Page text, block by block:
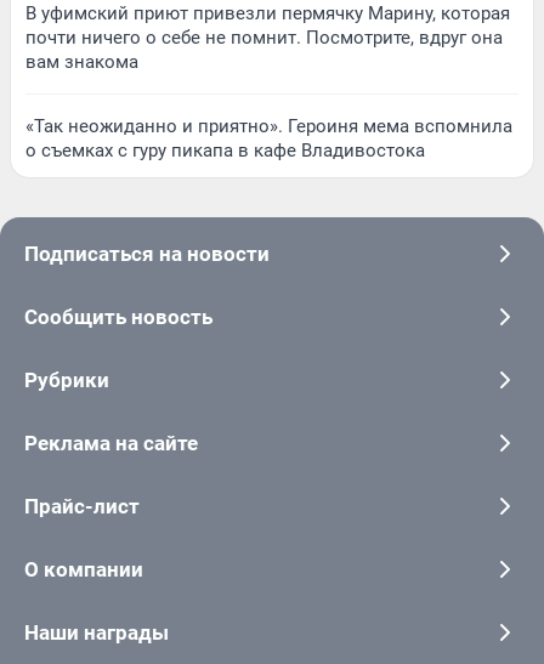
В уфимский приют привезли пермячку Марину, которая
почти ничего о себе не помнит. Посмотрите, вдруг она
вам знакома
«Так неожиданно и приятно». Героиня мема вспомнила
о съемках с гуру пикапа в кафе Владивостока
Подписаться на новости
Сообщить новость
Рубрики
Реклама на сайте
Прайс-лист
О компании
Наши награды